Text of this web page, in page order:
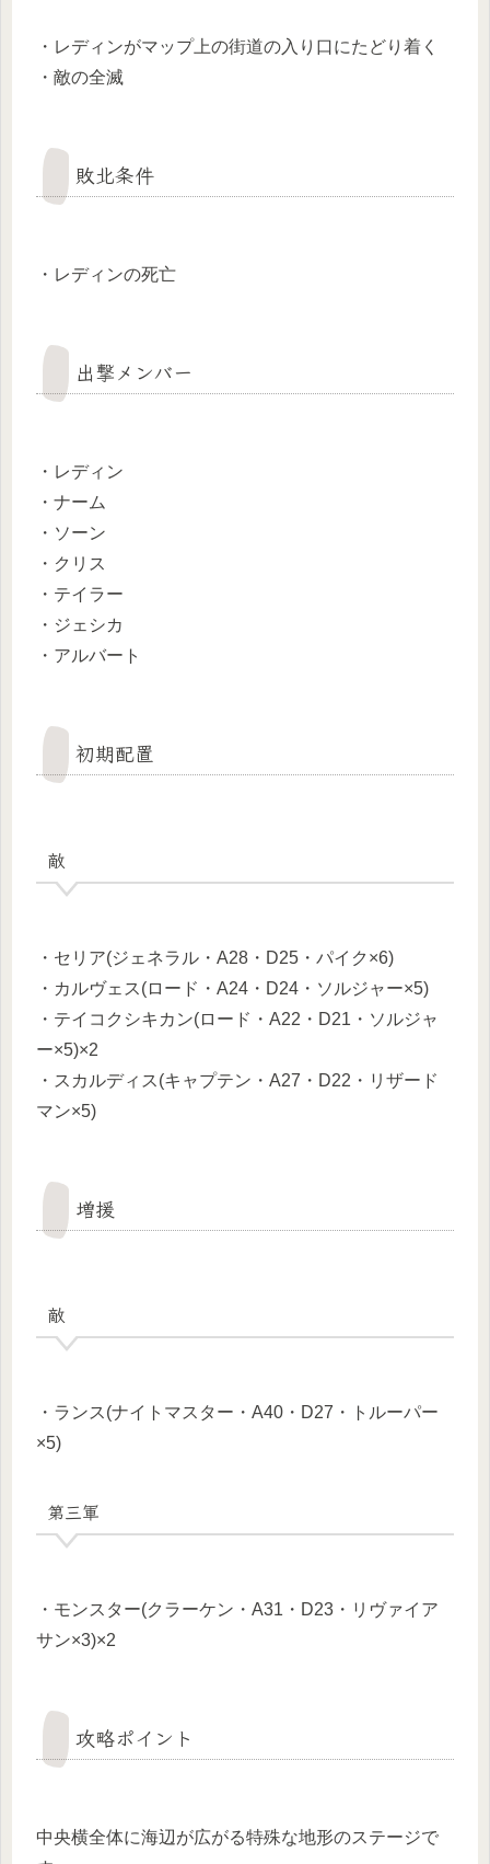
・レディンがマップ上の街道の入り口にたどり着く
・敵の全滅
敗北条件
・レディンの死亡
出撃メンバー
・レディン
・ナーム
・ソーン
・クリス
・テイラー
・ジェシカ
・アルバート
初期配置
敵
・セリア(ジェネラル・A28・D25・パイク×6)
・カルヴェス(ロード・A24・D24・ソルジャー×5)
・テイコクシキカン(ロード・A22・D21・ソルジャ
ー×5)×2
・スカルディス(キャプテン・A27・D22・リザード
マン×5)
増援
敵
・ランス(ナイトマスター・A40・D27・トルーパー
×5)
第三軍
・モンスター(クラーケン・A31・D23・リヴァイア
サン×3)×2
攻略ポイント
中央横全体に海辺が広がる特殊な地形のステージで